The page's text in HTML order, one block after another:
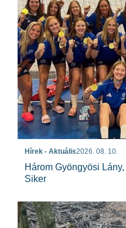
Hírek - Aktuális2026. 08. 10.
Három Gyöngyösi
Siker